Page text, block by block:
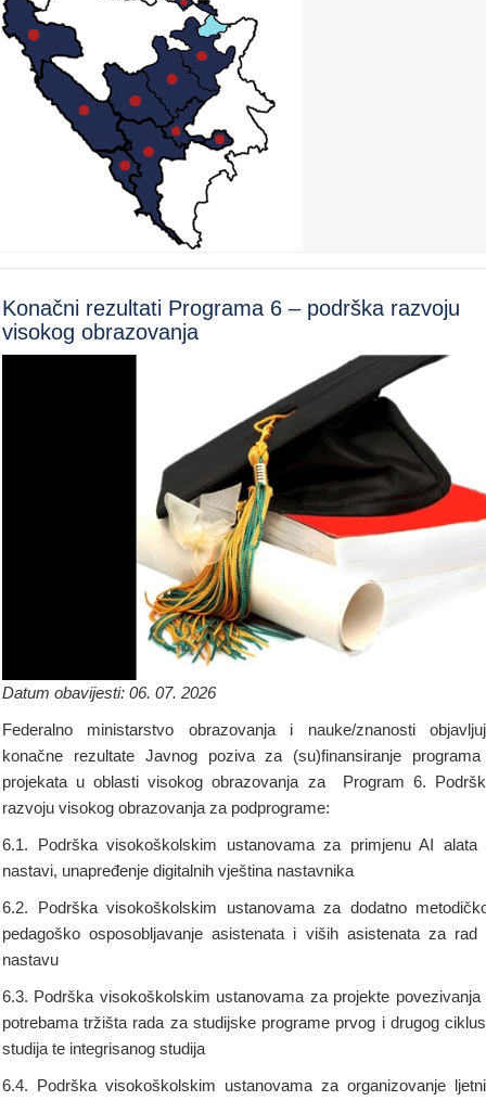
Konačni rezultati Programa 6 – podrška razvoju
visokog obrazovanja
Datum obavijesti: 06. 07. 2026
Federalno ministarstvo obrazovanja i nauke/znanosti
konačne rezultate Javnog poziva za (su)finansiranje
projekata u oblasti visokog obrazovanja za Program 6.
razvoju visokog obrazovanja za podprograme:
6.1. Podrška visokoškolskim ustanovama za primjenu AI alata
nastavi, unapređenje digitalnih vještina nastavnika
6.2. Podrška visokoškolskim ustanovama za dodatno
pedagoško osposobljavanje asistenata i viših asistenata za rad
nastavu
6.3. Podrška visokoškolskim ustanovama za projekte povezivanja
potrebama tržišta rada za studijske programe prvog i drugog
studija te integrisanog studija
6.4. Podrška visokoškolskim ustanovama za organizovanje